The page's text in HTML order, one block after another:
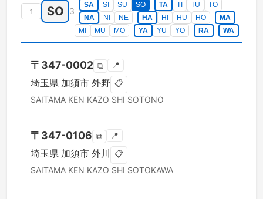
↑ SO 3
SA
SI SU SO TA TI TU
TO
NA
NI NE HA HI HU HO
MA
MI
MU MO YA YU YO RA WA
〒 347-0002 ⧉ 📍
埼玉県 加須市 外野 📋
SAITAMA KEN KAZO SHI SOTONO
〒 347-0106 ⧉ 📍
埼玉県 加須市 外川 📋
SAITAMA KEN KAZO SHI SOTOKAWA